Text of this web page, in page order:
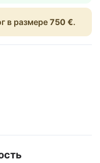
в размере 750 €.